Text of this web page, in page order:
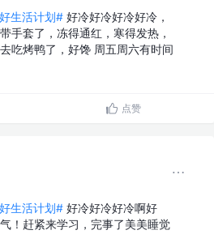
生活计划# 好冷好冷好冷好冷，
手套了，冻得通红，寒得发热，
吃烤鸭了，好馋 周五周六有时间
点赞
生活计划# 好冷好冷好冷啊好
！赶紧来学习，完事了美美睡觉